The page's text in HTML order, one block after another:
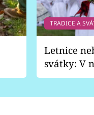
TRADICE A
Letnice
svátky: V
pondělí